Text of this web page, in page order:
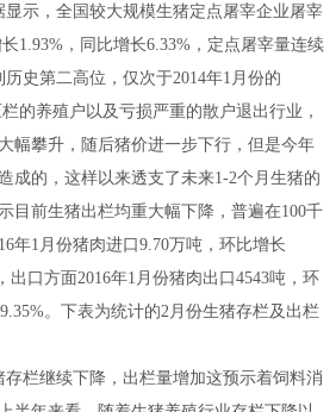
示，全国较大规模生猪定点屠宰企业屠宰
1.93%，同比增长6.33%，定点屠宰量连续
史第二高位，仅次于2014年1月份的
的养殖户以及亏损严重的散户退出行业，
幅攀升，随后猪价进一步下行，但是今年
成的，这样以来透支了未来1-2个月生猪的
目前生猪出栏均重大幅下降，普遍在100千
年1月份猪肉进口9.70万吨，环比增长
出口方面2016年1月份猪肉出口4543吨，环
。下表为统计的2月份生猪存栏及出栏
栏继续下降，出栏量增加这预示着饲料消